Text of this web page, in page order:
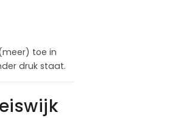
toe in
druk staat.